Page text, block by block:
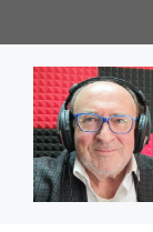
al
contenuto